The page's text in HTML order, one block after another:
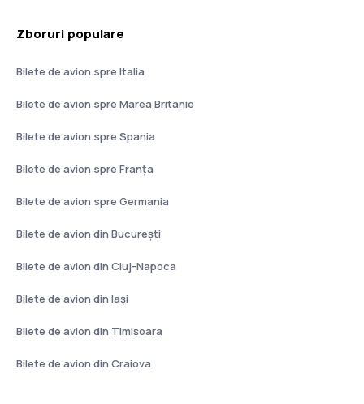
Zboruri populare
Bilete de avion spre Italia
Bilete de avion spre Marea Britanie
Bilete de avion spre Spania
Bilete de avion spre Franţa
Bilete de avion spre Germania
Bilete de avion din București
Bilete de avion din Cluj-Napoca
Bilete de avion din Iași
Bilete de avion din Timișoara
Bilete de avion din Craiova